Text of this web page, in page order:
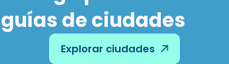
guías de ciudades
Explorar ciudades